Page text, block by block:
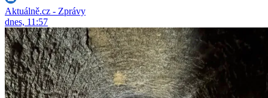
Aktuálně.cz - Zprávy
dnes, 11:57